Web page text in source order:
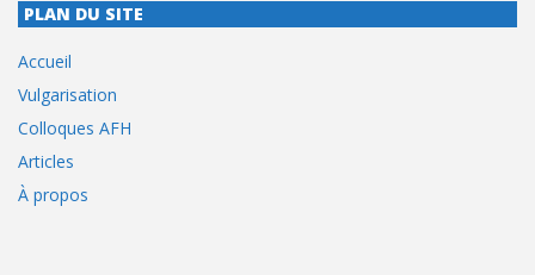
PLAN DU SITE
Accueil
Vulgarisation
Colloques AFH
Articles
À propos